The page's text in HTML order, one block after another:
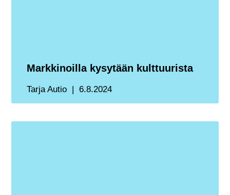
Markkinoilla kysytään kulttuurista
Tarja Autio 6.8.2024